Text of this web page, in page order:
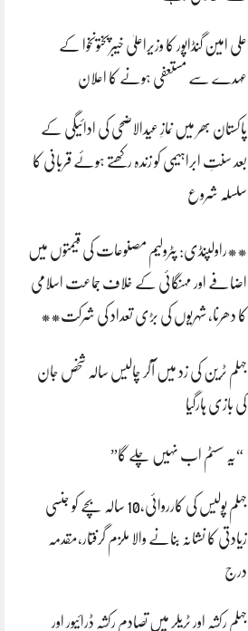
علی امین گنڈاپور کا وزیراعلیٰ خیبرپختونخوا کے
عہدے سے مستعفی ہونے کا اعلان
پاکستان بھر میں نمازِ عیدالاضحی کی ادائیگی کے
بعد سنتِ ابراہیمی کو زندہ رکھتے ہوئے قربانی کا
سلسلہ شروع
**راولپنڈی: پٹرولیم مصنوعات کی قیمتوں میں
اضافے اور مہنگائی کے خلاف جماعت اسلامی
کا دھرنا، شہریوں کی بڑی تعداد کی شرکت**
جہلم ٹرین کی زد میں آکر چالیس سالہ شخص جان
کی بازی ہارگیا
“یہ سسٹم اب نہیں چلے گا”
جہلم پولیس کی کارروائی،10 سالہ بچے کو جنسی
زیادتی کا نشانہ بنانے والا ملزم گرفتار،مقدمہ
درج
جہلم رکشہ اور ٹریلر میں تصادم رکشہ ڈرائیور اور